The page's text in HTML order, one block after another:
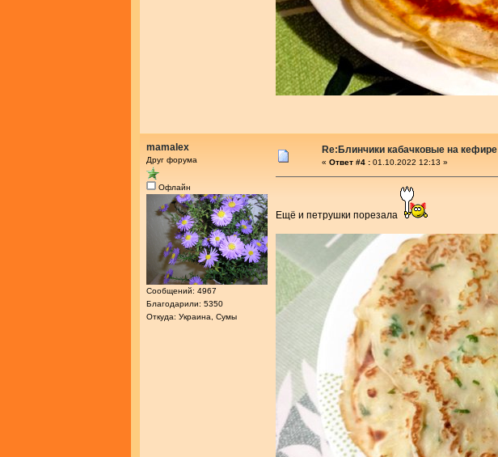
mamalex
Друг форума
Офлайн
Сообщений: 4967
Благодарили: 5350
Откуда: Украина, Сумы
Re:Блинчики кабачковые на кефире
« Ответ #4 : 01.10.2022 12:13 »
Ещё и петрушки порезала